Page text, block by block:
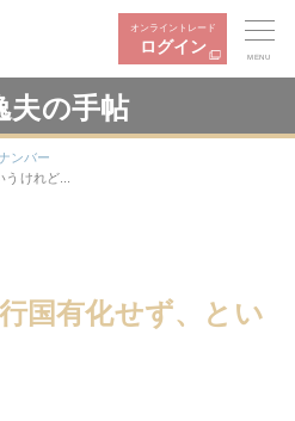
オンライントレード
ログイン
MENU
夫の手帖
ンバー
けれど...
国有化せず、とい